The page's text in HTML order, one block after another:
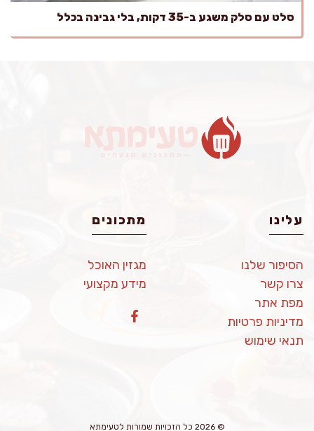
סלט עם סלק משגע ב-35 דקות, בלי גבינה בכלל
עלינו
הסיפור שלנו
צרו קשר
מפת אתר
מדיניות פרטיות
תנאי שימוש
מתכונים
מגזין האוכל
מידע מקצועי
© 2026 כל הזכויות שמורות לטעימתא